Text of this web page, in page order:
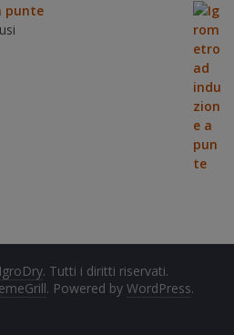
punte
IgroDry. Tutti i diritti riservati.
. Powered by WordPress.